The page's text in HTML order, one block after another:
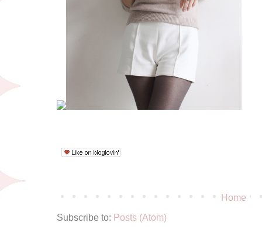
Home
Subscribe to: Posts (Atom)